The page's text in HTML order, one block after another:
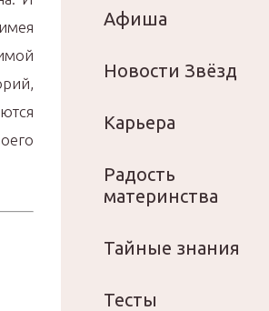
Афиша
Новости Звёзд
Карьера
Радость
материнства
Тайные знания
Тесты